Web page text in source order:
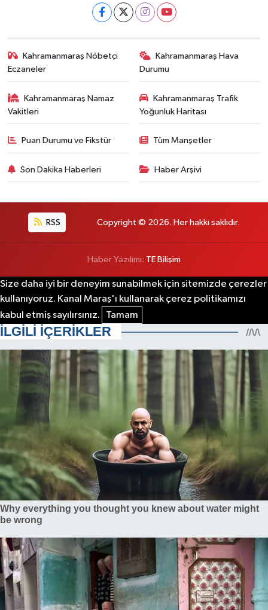
Kahramanmaraş Nöbetçi
Eczaneler
Kahramanmaraş Hava
Durumu
Kahramanmaraş Namaz
Vakitleri
Kahramanmaraş Trafik
Yoğunluk Haritası
Puan Durumu ve Fikstür Tüm Manşetler
Son Dakika Haberleri Haber Arşivi
RSS Copyright © 2026. Her hakkı saklıdır.
Haber Yazılımı: TE Bilişim
Size daha iyi bir deneyim sunabilmek için sitemizde çerezler
kullanıyoruz. Kanal Maraş'ı kullanarak çerez politikamızı
kabul etmiş sayılırsınız.
Tamam